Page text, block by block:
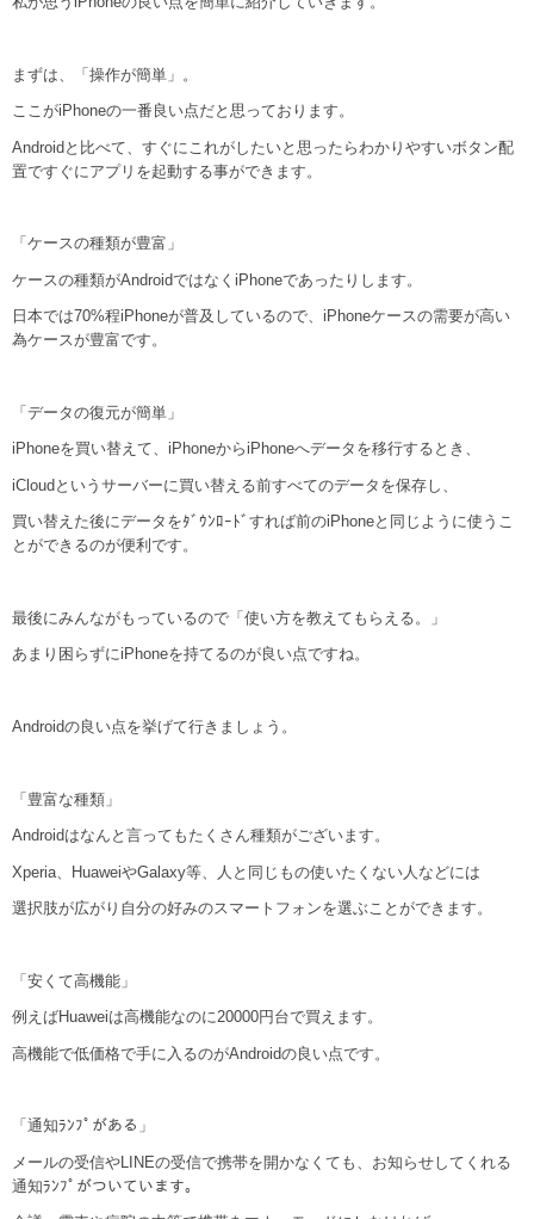
まずは、「操作が簡単」。
ここがiPhoneの一番良い点だと思っております。
Androidと比べて、すぐにこれがしたいと思ったらわかりやすいボタン配
置ですぐにアプリを起動する事ができます。
「ケースの種類が豊富」
ケースの種類がAndroidではなくiPhoneであったりします。
日本では70%程iPhoneが普及しているので、iPhoneケースの需要が高い
為ケースが豊富です。
「データの復元が簡単」
iPhoneを買い替えて、iPhoneからiPhoneへデータを移行するとき、
iCloudというサーバーに買い替える前すべてのデータを保存し、
買い替えた後にデータをﾀﾞｳﾝﾛｰﾄﾞすれば前のiPhoneと同じように使うこ
とができるのが便利です。
最後にみんながもっているので「使い方を教えてもらえる。」
あまり困らずにiPhoneを持てるのが良い点ですね。
Androidの良い点を挙げて行きましょう。
「豊富な種類」
Androidはなんと言ってもたくさん種類がございます。
Xperia、HuaweiやGalaxy等、人と同じもの使いたくない人などには
選択肢が広がり自分の好みのスマートフォンを選ぶことができます。
「安くて高機能」
例えばHuaweiは高機能なのに20000円台で買えます。
高機能で低価格で手に入るのがAndroidの良い点です。
「通知ﾗﾝﾌﾟがある」
メールの受信やLINEの受信で携帯を開かなくても、お知らせしてくれる
通知ﾗﾝﾌﾟがついています。